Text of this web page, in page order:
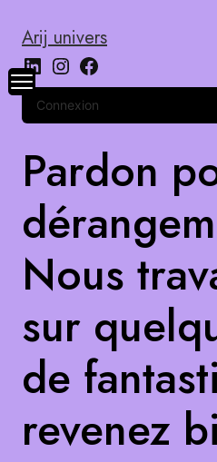
Arij univers
Connexion
Pardon
Nous
sur
de
revenez